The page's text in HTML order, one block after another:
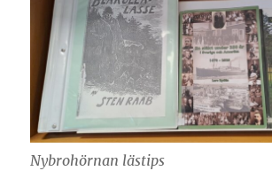
Nybrohörnan lästips